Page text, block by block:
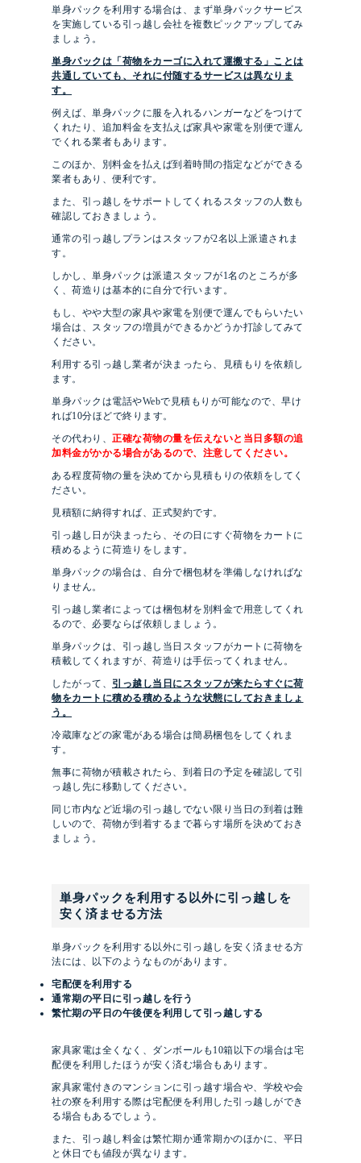
単身パックを利用する場合は、まず単身パックサービス
を実施している引っ越し会社を複数ピックアップしてみ
ましょう。
単身パックは「荷物をカーゴに入れて運搬する」ことは
共通していても、それに付随するサービスは異なりま
す。
例えば、単身パックに服を入れるハンガーなどをつけて
くれたり、追加料金を支払えば家具や家電を別便で運ん
でくれる業者もあります。
このほか、別料金を払えば到着時間の指定などができる
業者もあり、便利です。
また、引っ越しをサポートしてくれるスタッフの人数も
確認しておきましょう。
通常の引っ越しプランはスタッフが2名以上派遣されま
す。
しかし、単身パックは派遣スタッフが1名のところが多
く、荷造りは基本的に自分で行います。
もし、やや大型の家具や家電を別便で運んでもらいたい
場合は、スタッフの増員ができるかどうか打診してみて
ください。
利用する引っ越し業者が決まったら、見積もりを依頼し
ます。
単身パックは電話やWebで見積もりが可能なので、早け
れば10分ほどで終ります。
その代わり、 正確な荷物の量を伝えないと当日多額の追
加料金がかかる場合があるので、注意してください。
ある程度荷物の量を決めてから見積もりの依頼をしてく
ださい。
見積額に納得すれば、正式契約です。
引っ越し日が決まったら、その日にすぐ荷物をカートに
積めるように荷造りをします。
単身パックの場合は、自分で梱包材を準備しなければな
りません。
引っ越し業者によっては梱包材を別料金で用意してくれ
るので、必要ならば依頼しましょう。
単身パックは、引っ越し当日スタッフがカートに荷物を
積載してくれますが、荷造りは手伝ってくれません。
したがって、 引っ越し当日にスタッフが来たらすぐに荷
物をカートに積める積めるような状態にしておきましょ
う。
冷蔵庫などの家電がある場合は簡易梱包をしてくれま
す。
無事に荷物が積載されたら、到着日の予定を確認して引
っ越し先に移動してください。
同じ市内など近場の引っ越しでない限り当日の到着は難
しいので、荷物が到着するまで暮らす場所を決めておき
ましょう。
単身パックを利用する以外に引っ越しを
安く済ませる方法
単身パックを利用する以外に引っ越しを安く済ませる方
法には、以下のようなものがあります。
宅配便を利用する
通常期の平日に引っ越しを行う
繁忙期の平日の午後便を利用して引っ越しする
家具家電は全くなく、ダンボールも10箱以下の場合は宅
配便を利用したほうが安く済む場合もあります。
家具家電付きのマンションに引っ越す場合や、学校や会
社の寮を利用する際は宅配便を利用した引っ越しができ
る場合もあるでしょう。
また、引っ越し料金は繁忙期か通常期かのほかに、平日
と休日でも値段が異なります。